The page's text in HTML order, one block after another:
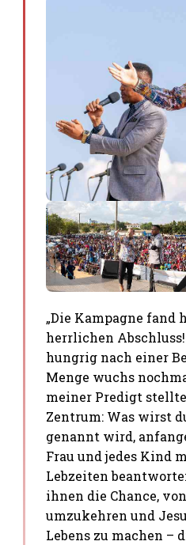
„Die Kampagne fand
herrlichen
hungrig nach einer
Menge wuchs
meiner Predigt
Zentrum: Was wirst
genannt wird,
Frau und jedes Kind
Lebzeiten
ihnen die Chance,
umzukehren und
Lebens zu machen –